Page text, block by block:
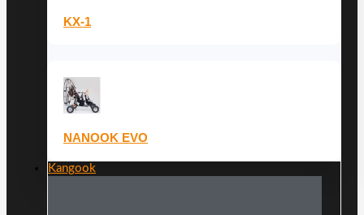
KX-1
NANOOK EVO
Kangook